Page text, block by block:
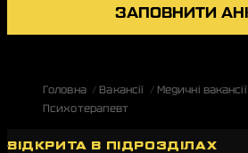
ЗАПОВНИТИ
Головна Вакансії Медичні вакансії
Психотерапевт
ВІДКРИТА В ПІДРОЗДІЛАХ